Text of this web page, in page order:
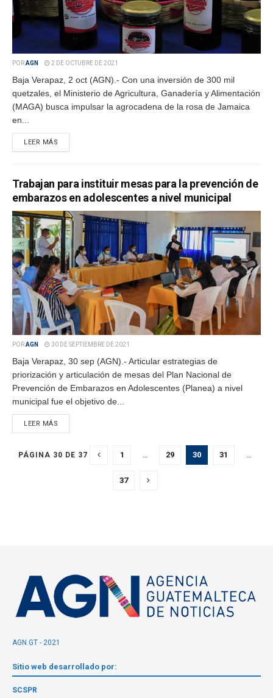
PORAGN 2 DE OCTUBRE DE 2021
Baja Verapaz, 2 oct (AGN).- Con una inversión de 300 mil
quetzales, el Ministerio de Agricultura, Ganadería y Alimentación
(MAGA) busca impulsar la agrocadena de la rosa de Jamaica
en...
LEER MÁS
Trabajan para instituir mesas para la prevención de
embarazos en adolescentes a nivel municipal
PORAGN 30 DE SEPTIEMBRE DE 2021
Baja Verapaz, 30 sep (AGN).- Articular estrategias de
priorización y articulación de mesas del Plan Nacional de
Prevención de Embarazos en Adolescentes (Planea) a nivel
municipal fue el objetivo de...
LEER MÁS
PÁGINA 30 DE 37 1 … 29 30 31 …
37
AGN.GT - 2021
Sitio web desarrollado por:
SCSPR